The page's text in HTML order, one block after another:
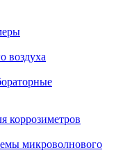
воздуха
коррозиметров
микроволнового